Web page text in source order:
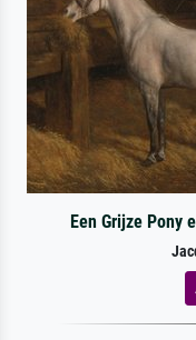
Een Grijze Pony